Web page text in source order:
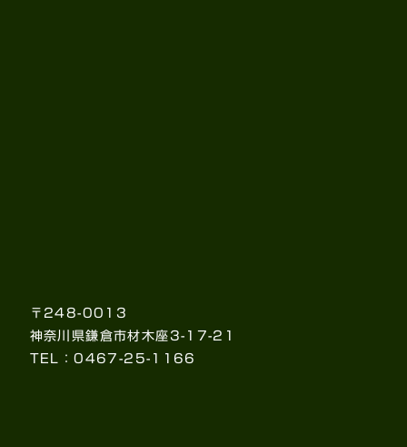
〒248-0013
神奈川県鎌倉市材木座3-17-21
TEL：0467-25-1166